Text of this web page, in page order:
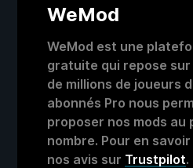
WeMod
WeMod est une
gratuite qui repose
de millions de joueurs
abonnés Pro nous
proposer nos mods au
nombre. Pour en
nos avis sur Trustpilot.